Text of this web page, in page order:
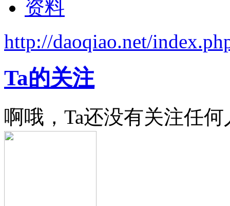
资料
http://daoqiao.net/
Ta的关注
啊哦，Ta还没有关注任何